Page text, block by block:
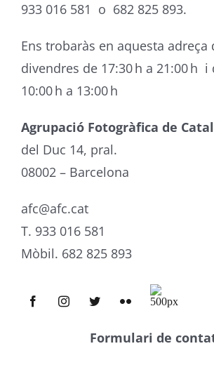
933 016 581 o 682 825 893.
Ens trobaràs en aquesta adreça
divendres de 17:30 h a 21:00 h i
10:00 h a 13:00 h
Agrupació Fotogràfica de
del Duc 14, pral.
08002 – Barcelona
afc@afc.cat
T. 933 016 581
Mòbil. 682 825 893
Formulari de